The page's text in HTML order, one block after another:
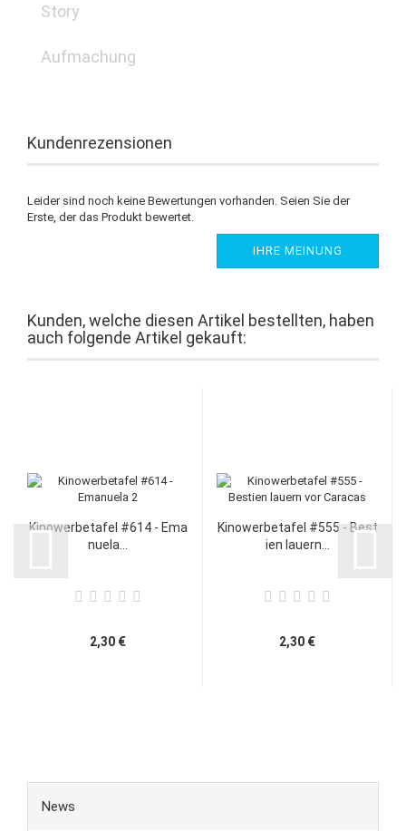
Story
Aufmachung
Kundenrezensionen
Leider sind noch keine Bewertungen vorhanden. Seien Sie der
Erste, der das Produkt bewertet.
IHRE MEINUNG
Kunden, welche diesen Artikel bestellten, haben
auch folgende Artikel gekauft:
Kinowerbetafel #614 - Ema
nuela...
2,30 €
Kinowerbetafel #555 - Best
ien lauern...
2,30 €
News